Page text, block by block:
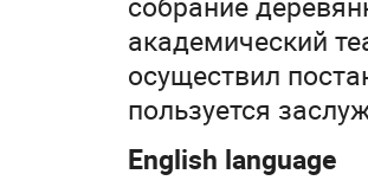
академический
осуществил
пользуется
English language